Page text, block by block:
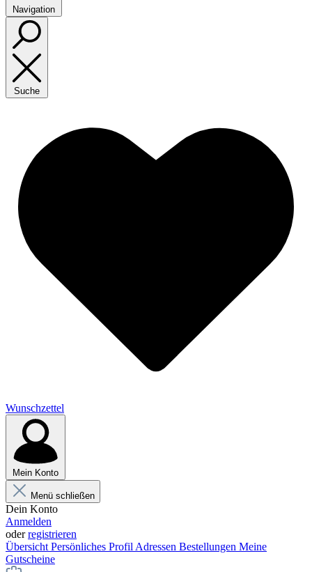
Navigation
Suche
Wunschzettel
Mein Konto
Menü schließen
Dein Konto
Anmelden
oderregistrieren
Übersicht Persönliches Profil Adressen Bestellungen Meine
Gutscheine